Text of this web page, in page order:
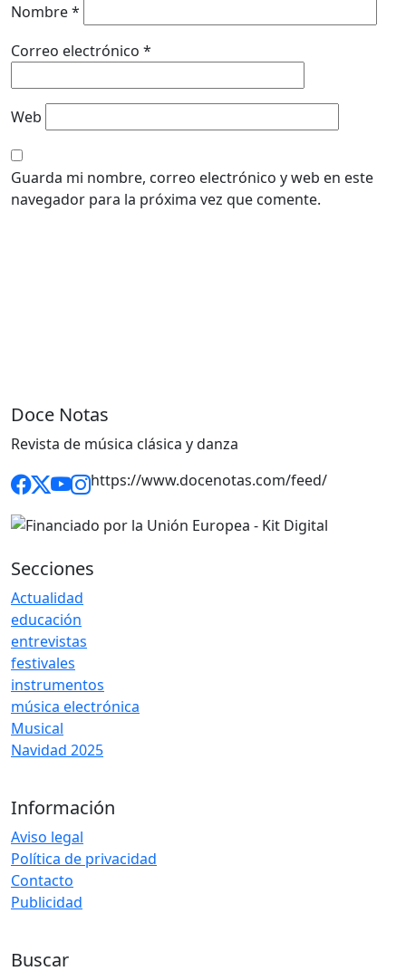
Nombre*
Correo electrónico *
Web
Guarda mi nombre, correo electrónico y web en este
navegador para la próxima vez que comente.
Doce Notas
Revista de música clásica y danza
https://www.docenotas.com/feed/
Secciones
Actualidad
educación
entrevistas
festivales
instrumentos
música electrónica
Musical
Navidad 2025
Información
Aviso legal
Política de privacidad
Contacto
Publicidad
Buscar